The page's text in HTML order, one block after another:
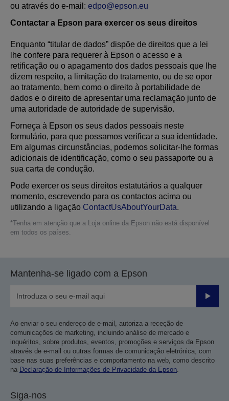
ou através do e-mail: edpo@epson.eu
Contactar a Epson para exercer os seus direitos
Enquanto “titular de dados” dispõe de direitos que a lei
lhe confere para requerer à Epson o acesso e a
retificação ou o apagamento dos dados pessoais que lhe
dizem respeito, a limitação do tratamento, ou de se opor
ao tratamento, bem como o direito à portabilidade de
dados e o direito de apresentar uma reclamação junto de
uma autoridade de autoridade de supervisão.
Forneça à Epson os seus dados pessoais neste
formulário, para que possamos verificar a sua identidade.
Em algumas circunstâncias, podemos solicitar-lhe formas
adicionais de identificação, como o seu passaporte ou a
sua carta de condução.
Pode exercer os seus direitos estatutários a qualquer
momento, escrevendo para os contactos acima ou
utilizando a ligação ContactUsAboutYourData.
*Tenha em atenção que a Loja online da Epson não está disponível
em todos os países.
Mantenha-se ligado com a Epson
Enviar
Ao enviar o seu endereço de e-mail, autoriza a receção de
comunicações de marketing, incluindo análise de mercado e
inquéritos, sobre produtos, eventos, promoções e serviços da Epson
através de e-mail ou outras formas de comunicação eletrónica, com
base nas suas preferências e comportamento na web, como descrito
na Declaração de Informações de Privacidade da Epson.
Siga-nos